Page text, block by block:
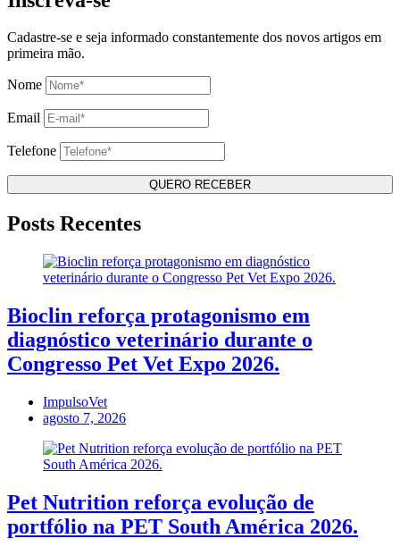
Cadastre-se e seja informado constantemente dos novos artigos em
primeira mão.
Nome
Email
Telefone
Posts Recentes
Bioclin reforça protagonismo em
diagnóstico veterinário durante o
Congresso Pet Vet Expo 2026.
ImpulsoVet
agosto 7, 2026
Pet Nutrition reforça evolução de
portfólio na PET South América 2026.